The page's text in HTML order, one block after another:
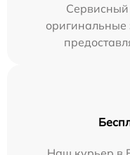
Сервисный
оригинальные